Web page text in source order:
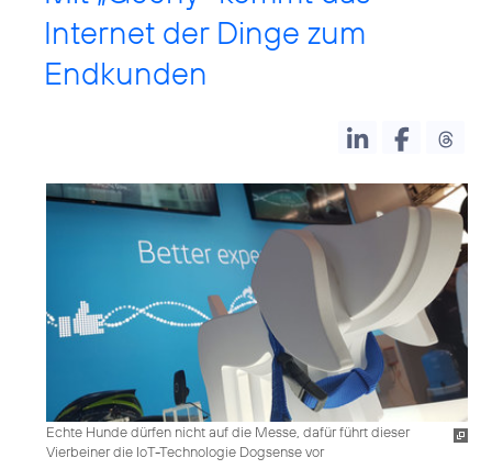
Internet der Dinge zum
Endkunden
Echte Hunde dürfen nicht auf die Messe, dafür führt dieser
Vierbeiner die IoT-Technologie Dogsense vor